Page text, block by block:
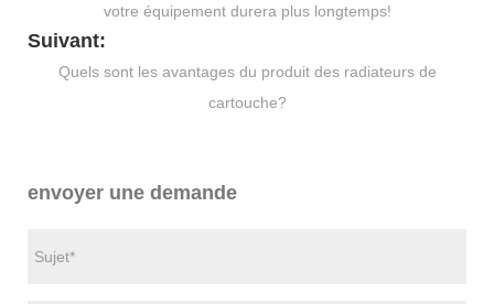
votre équipement durera plus longtemps!
Suivant:
Quels sont les avantages du produit des radiateurs de
cartouche?
envoyer une demande